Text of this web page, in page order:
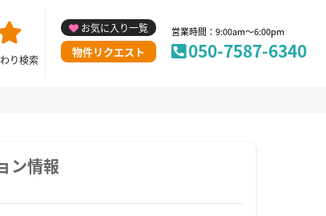
り検索
お気に入り一覧
物件リクエスト
営業時間：9:00am～6:00pm
050-7587-6340
ン情報